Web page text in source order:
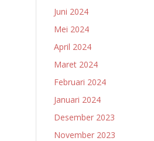
Juni 2024
Mei 2024
April 2024
Maret 2024
Februari 2024
Januari 2024
Desember 2023
November 2023